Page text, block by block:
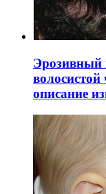
Эрозивный
описание